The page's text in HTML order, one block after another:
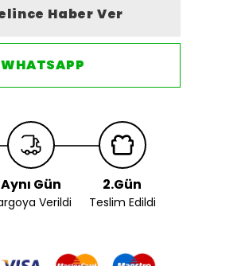
Haber Ver
WHATSAPP
Aynı Gün
Verildi
2.Gün
Teslim Edildi